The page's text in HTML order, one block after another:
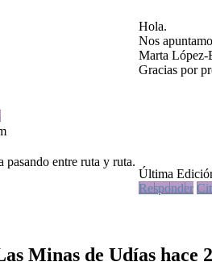
pasando entre ruta y ruta.
Hola.
Nos
Marta López-
Gracias por
Última
Responder
Minas de Udías hace